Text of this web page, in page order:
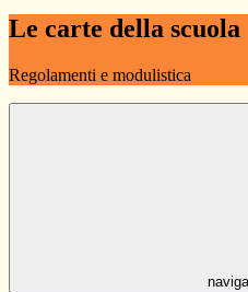
Le carte della scuola
Regolamenti e modulistica